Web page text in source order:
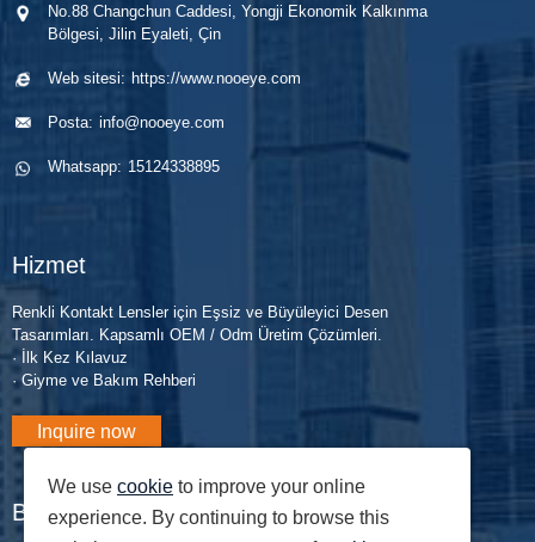
No.88 Changchun Caddesi, Yongji Ekonomik Kalkınma
Bölgesi, Jilin Eyaleti, Çin
Web sitesi: https://www.nooeye.com
Posta: info@nooeye.com
Whatsapp: 15124338895
Hizmet
Renkli Kontakt Lensler için Eşsiz ve Büyüleyici Desen
Tasarımları. Kapsamlı OEM / Odm Üretim Çözümleri.
· İlk Kez Kılavuz
· Giyme ve Bakım Rehberi
Inquire now
Bloglar
We use cookie to improve your online
experience. By continuing to browse this